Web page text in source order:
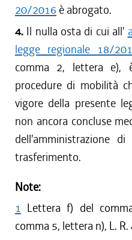
20/2016 è abrogato.
4. Il nulla osta di cui all'
legge regionale 18/
comma 2, lettera e),
procedure di mobilità
vigore della presente
non ancora concluse
dell'amministrazione
trasferimento.
Note:
1 Lettera f) del
comma 5, lettera n), L.